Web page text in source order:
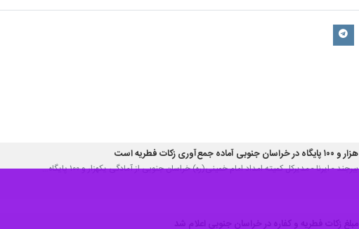
هزار و ۱۰۰ پایگاه در خراسان‌ جنوبی آماده جمع‌آوری زکات فطریه است
بیرجند - ایرنا - مدیرکل کمیته امداد امام خمینی(ره) خراسان‌ جنوبی از آمادگی یکهزار و ۱۰۰ پایگاه…